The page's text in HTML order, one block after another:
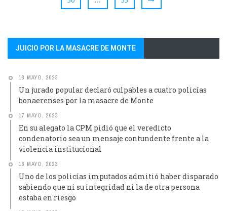
JUICIO POR LA MASACRE DE MONTE
18 MAYO, 2023
Un jurado popular declaró culpables a cuatro policías
bonaerenses por la masacre de Monte
17 MAYO, 2023
En su alegato la CPM pidió que el veredicto
condenatorio sea un mensaje contundente frente a la
violencia institucional
16 MAYO, 2023
Uno de los policías imputados admitió haber disparado
sabiendo que ni su integridad ni la de otra persona
estaba en riesgo